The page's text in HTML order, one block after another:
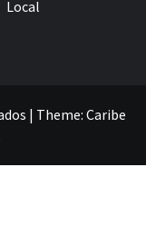
Local
| Theme: Caribe